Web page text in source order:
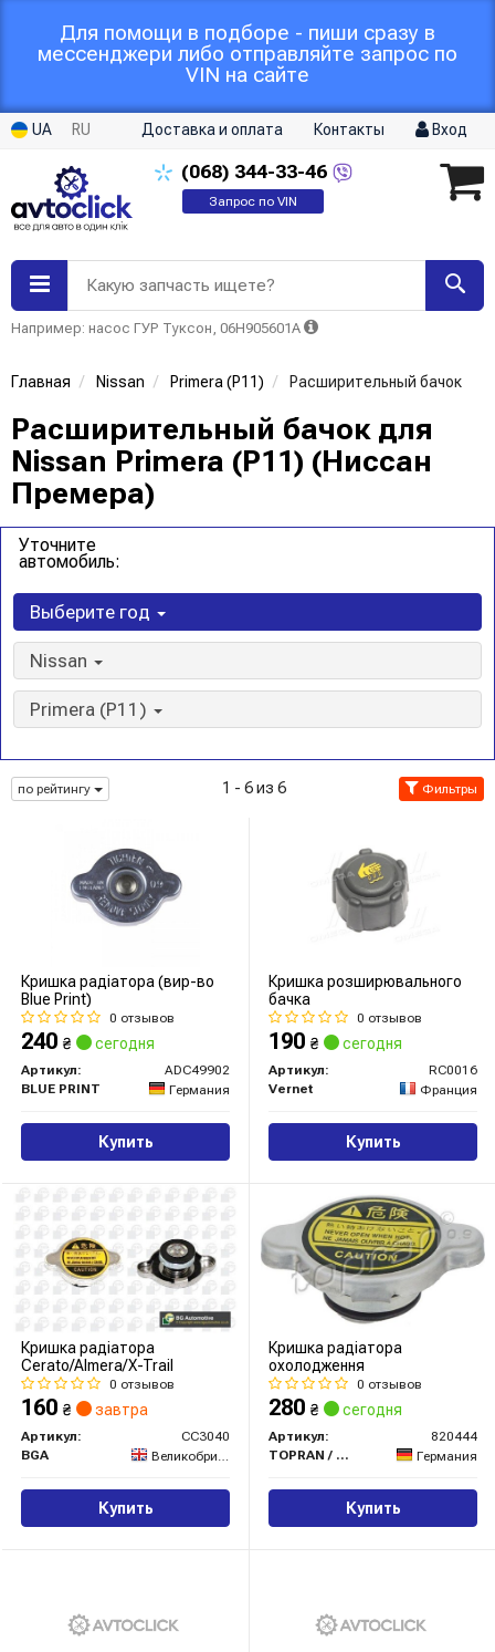
Для помощи в подборе - пиши сразу в
мессенджери либо отправляйте запрос по
VIN на сайте
UA RU Доставка и оплата Контакты Вход
(068) 344-33-46
Запрос по VIN
Какую запчасть ищете?
Например: насос ГУР Туксон, 06H905601A
Главная Nissan Primera (P11) Расширительный бачок
Расширительный бачок для
Nissan Primera (P11) (Ниссан
Премера)
Уточните
автомобиль:
Выберите год
Nissan
Primera (P11)
по рейтингу 1 - 6 из 6 Фильтры
Кришка радіатора (вир-во
Blue Print)
0 отзывов
240 ₴ сегодня
Артикул:
ADC49902
BLUE PRINT
Германия
Купить
Кришка розширювального
бачка
0 отзывов
190 ₴ сегодня
Артикул:
RC0016
Vernet
Франция
Купить
Кришка радіатора
Cerato/Almera/X-Trail
0 отзывов
160 ₴ завтра
Артикул:
CC3040
BGA
Великобритания
Купить
Кришка радіатора
охолодження
0 отзывов
280 ₴ сегодня
Артикул:
820444
TOPRAN / HANS PRIES
Германия
Купить